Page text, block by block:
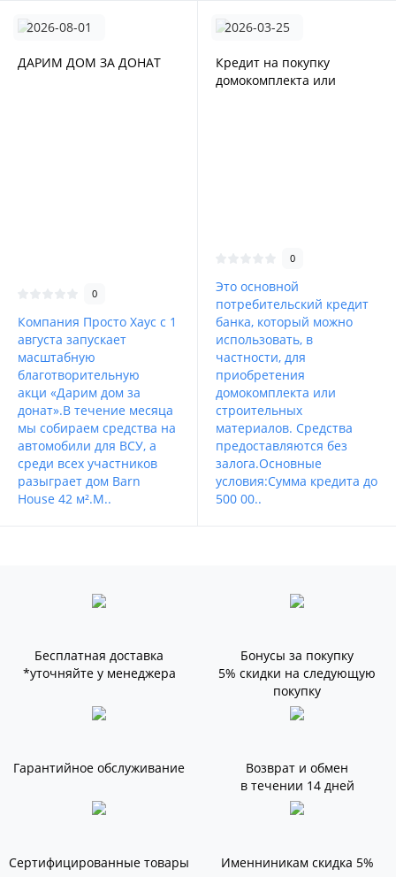
2026-08-01
ДАРИМ ДОМ ЗА ДОНАТ
0
Компания Просто Хаус с 1
августа запускает
масштабную
благотворительную
акци «Дарим дом за
донат».В течение месяца
мы собираем средства на
автомобили для ВСУ, а
среди всех участников
разыграет дом Barn
House 42 м².М..
2026-03-25
Кредит на покупку
домокомплекта или
0
Это основной
потребительский кредит
банка, который можно
использовать, в
частности, для
приобретения
домокомплекта или
строительных
материалов. Средства
предоставляются без
залога.Основные
условия:Сумма кредита до
500 00..
Бесплатная доставка
*уточняйте у менеджера
Бонусы за покупку
5% скидки на следующую
покупку
Гарантийное обслуживание
Возврат и обмен
в течении 14 дней
Сертифицированные товары Именниникам скидка 5%